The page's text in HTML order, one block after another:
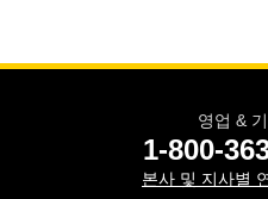
영업 &
1-800-
본사 및 지사별